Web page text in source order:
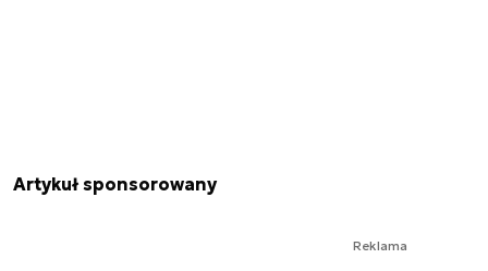
Artykuł sponsorowany
Reklama